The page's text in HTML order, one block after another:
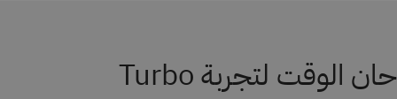
حان الوقت لتجربة Turbo